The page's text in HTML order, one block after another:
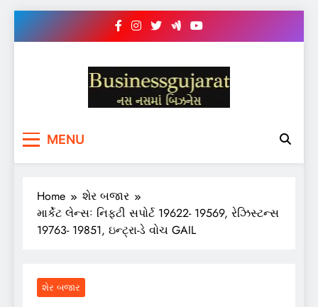
BUSINESS GUJARAT
MENU
Home
શેર બજાર
માર્કેટ લેન્સઃ નિફ્ટી સપોર્ટ 19622- 19569, રેઝિસ્ટન્સ
19763- 19851, ઇન્ટ્રા-ડે વોચ GAIL
શેર બજાર